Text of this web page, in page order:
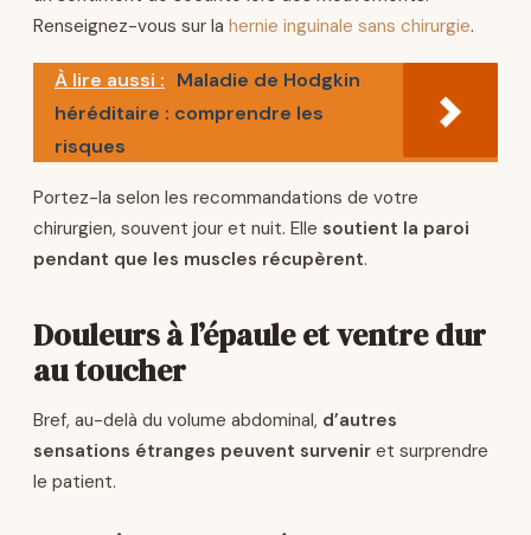
Renseignez-vous sur la hernie inguinale sans chirurgie.
À lire aussi : Maladie de Hodgkin
héréditaire : comprendre les
risques
Portez-la selon les recommandations de votre
chirurgien, souvent jour et nuit. Elle soutient la paroi
pendant que les muscles récupèrent.
Douleurs à l’épaule et ventre dur
au toucher
Bref, au-delà du volume abdominal, d’autres
sensations étranges peuvent survenir et surprendre
le patient.